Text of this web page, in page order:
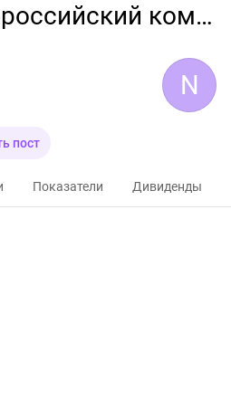
ПАО «Новороссийский комбинат хлебопродуктов»
N
пост
Показатели Дивиденды